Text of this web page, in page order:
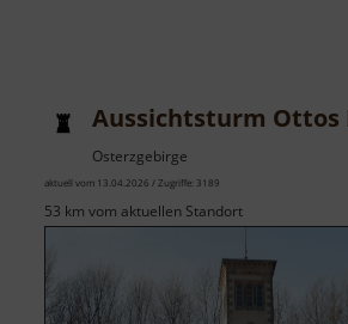
Aussichtsturm Ottos
Osterzgebirge
aktuell vom 13.04.2026 / Zugriffe: 3189
53 km vom aktuellen Standort